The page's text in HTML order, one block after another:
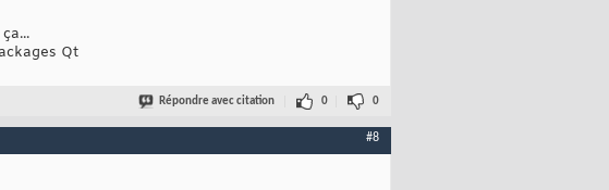
Qt
Répondre avec citation 0 0
#8